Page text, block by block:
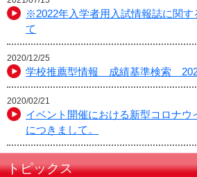
※2022年入学者用入試情報誌に関す
て
2020/12/25
学校推薦型情報 成績基準検索
2020/02/21
イベント開催における新型コロナウ
につきまして。
トピックス